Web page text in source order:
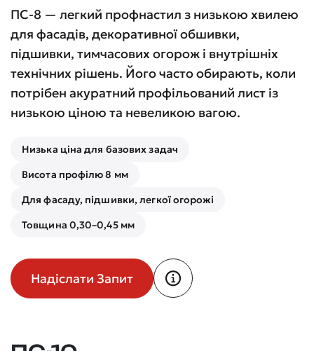
ПС-8 — легкий профнастил з низькою хвилею
для фасадів, декоративної обшивки,
підшивки, тимчасових огорож і внутрішніх
технічних рішень. Його часто обирають, коли
потрібен акуратний профільований лист із
низькою ціною та невеликою вагою.
Низька ціна для базових задач
Висота профілю 8 мм
Для фасаду, підшивки, легкої огорожі
Товщина 0,30–0,45 мм
Надіслати Запит